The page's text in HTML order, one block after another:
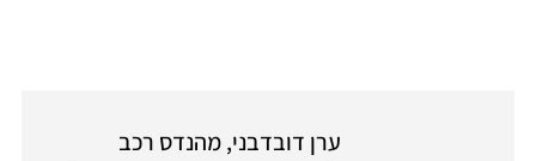
ערן דובדבני, מהנדס רכב